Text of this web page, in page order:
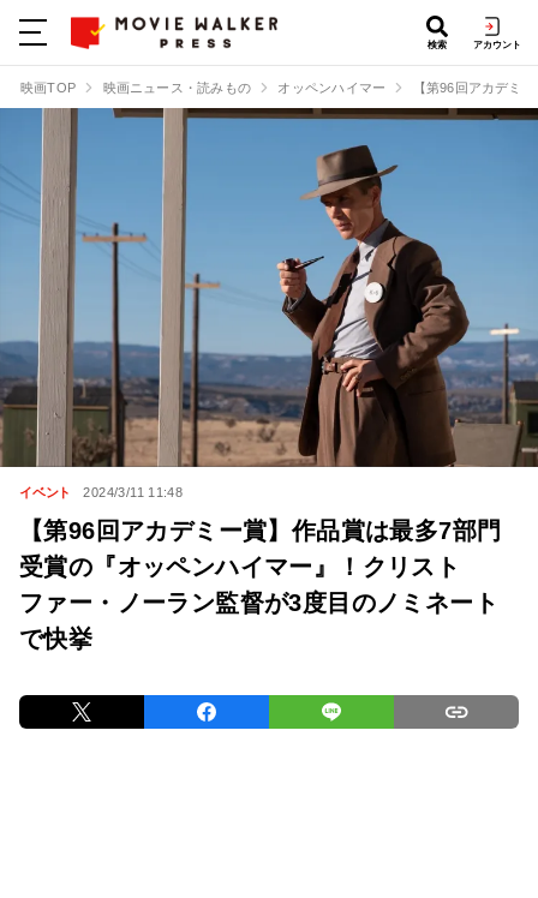
検索 アカウント
映画TOP 映画ニュース・読みもの オッペンハイマー 【第96回アカデミ
イベント 2024/3/11 11:48
【第96回アカデミー賞】作品賞は最多7部門
受賞の『オッペンハイマー』！クリスト
ファー・ノーラン監督が3度目のノミネート
で快挙